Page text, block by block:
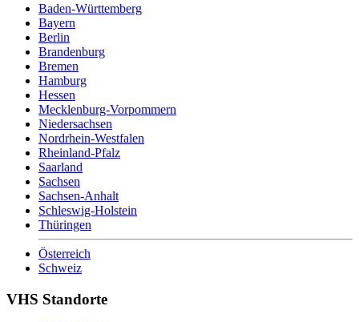
Baden-Württemberg
Bayern
Berlin
Brandenburg
Bremen
Hamburg
Hessen
Mecklenburg-Vorpommern
Niedersachsen
Nordrhein-Westfalen
Rheinland-Pfalz
Saarland
Sachsen
Sachsen-Anhalt
Schleswig-Holstein
Thüringen
Österreich
Schweiz
VHS Standorte